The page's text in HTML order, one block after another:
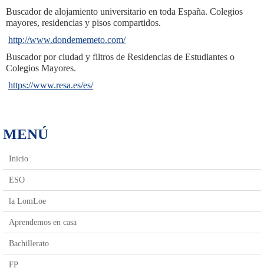
Buscador de alojamiento universitario en toda España. Colegios
mayores, residencias y pisos compartidos.
http://www.dondememeto.com/
Buscador por ciudad y filtros de Residencias de Estudiantes o
Colegios Mayores.
https://www.resa.es/es/
MENÚ
Inicio
ESO
la LomLoe
Aprendemos en casa
Bachillerato
FP